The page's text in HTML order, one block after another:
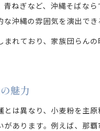
沖縄
ねぎなど、沖縄そばな
沖縄の雰囲気を演出でき
れており、家族団らん
魅力
は異なり、小麦粉を主
あります。例えば、那